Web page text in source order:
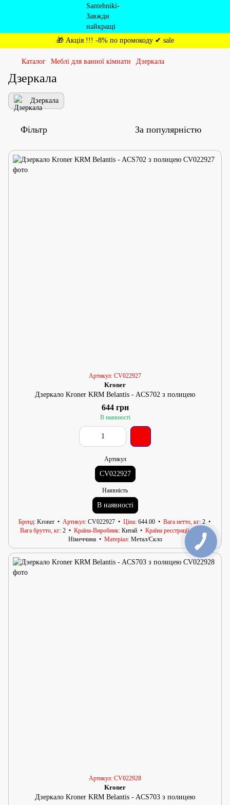
🎁 Акція !!! -8% по промокоду ✔ sale
Каталог Меблі для ванної кімнати Дзеркала
Дзеркала
Дзеркала
Фільтр За популярністю
Артикул: CV022927
Kroner
Дзеркало Kroner KRM Belantis - ACS702 з полицею
644 грн
В наявності
Артикул
CV022927
Наявність
В наявності
Бренд Kroner Артикул CV022927 Ціна 644.00 Вага нетто, кг 2
Вага брутто, кг 2 Країна-Виробник Китай
Країна реєстрації бренду
Німеччина
Матеріал Метал/Скло
Артикул: CV022928
Kroner
Дзеркало Kroner KRM Belantis - ACS703 з полицею